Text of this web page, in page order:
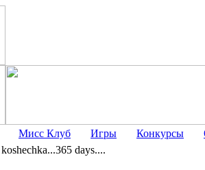
Мисс Клуб Игры Конкурсы
koshechka...365 days....